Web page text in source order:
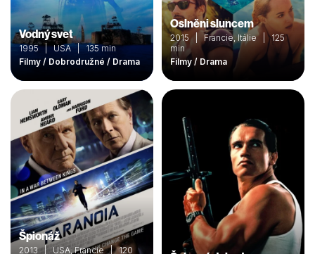
Vodný svet
1995 | USA | 135 min
Filmy / Dobrodružné / Drama
Oslněni sluncem
2015 | Francie, Itálie | 125
min
Filmy / Drama
Špionáž
2013 | USA, Francie | 120